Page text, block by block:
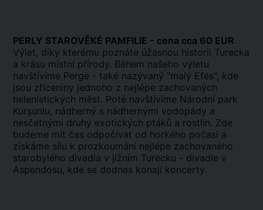
PERLY STAROVĚKÉ PAMFILIE - cena cca 60 EUR
Výlet, díky kterému poznáte úžasnou historii Turecka
a krásu místní přírody. Během našeho výletu
navštívíme Perge - také nazývaný "malý Efes", kde
jsou zříceniny jednoho z nejlépe zachovaných
helenistických měst. Poté navštívíme Národní park
Kurşunlu, nádherný s nádhernými vodopády a
nesčetnými druhy exotických ptáků a rostlin. Zde
budeme mít čas odpočívat od horkého počasí a
získáme sílu k prozkoumání nejlépe zachovaného
starobylého divadla v jižním Turecku - divadle v
Aspendosu, kde se dodnes konají koncerty.